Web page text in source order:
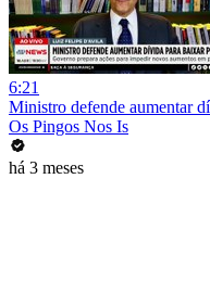
6:21
Ministro defende aumentar
Os Pingos Nos Is
há 3 meses